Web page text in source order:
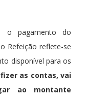
o pagamento do
Refeição reflete-se
disponível para os
fizer as contas, vai
ao montante